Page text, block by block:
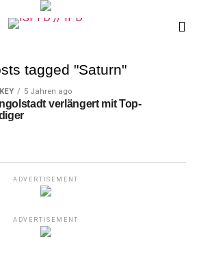
tagged "Saturn"
5 Jahren ago
verlängert mit Top-
ADVERTISEMENT
ADVERTISEMENT